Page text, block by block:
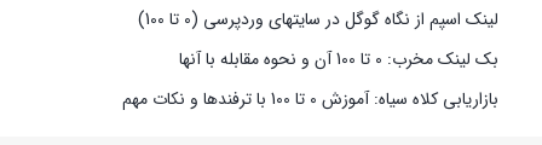
لینک اسپم از نگاه گوگل در سایتهای وردپرسی (0 تا 100)
بک لینک مخرب: 0 تا 100 آن و نحوه مقابله با آنها
بازاریابی کلاه سیاه: آموزش 0 تا 100 با ترفندها و نکات مهم